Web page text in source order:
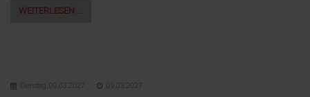
WEITERLESEN …
Dienstag, 09.03.2027 09.03.2027